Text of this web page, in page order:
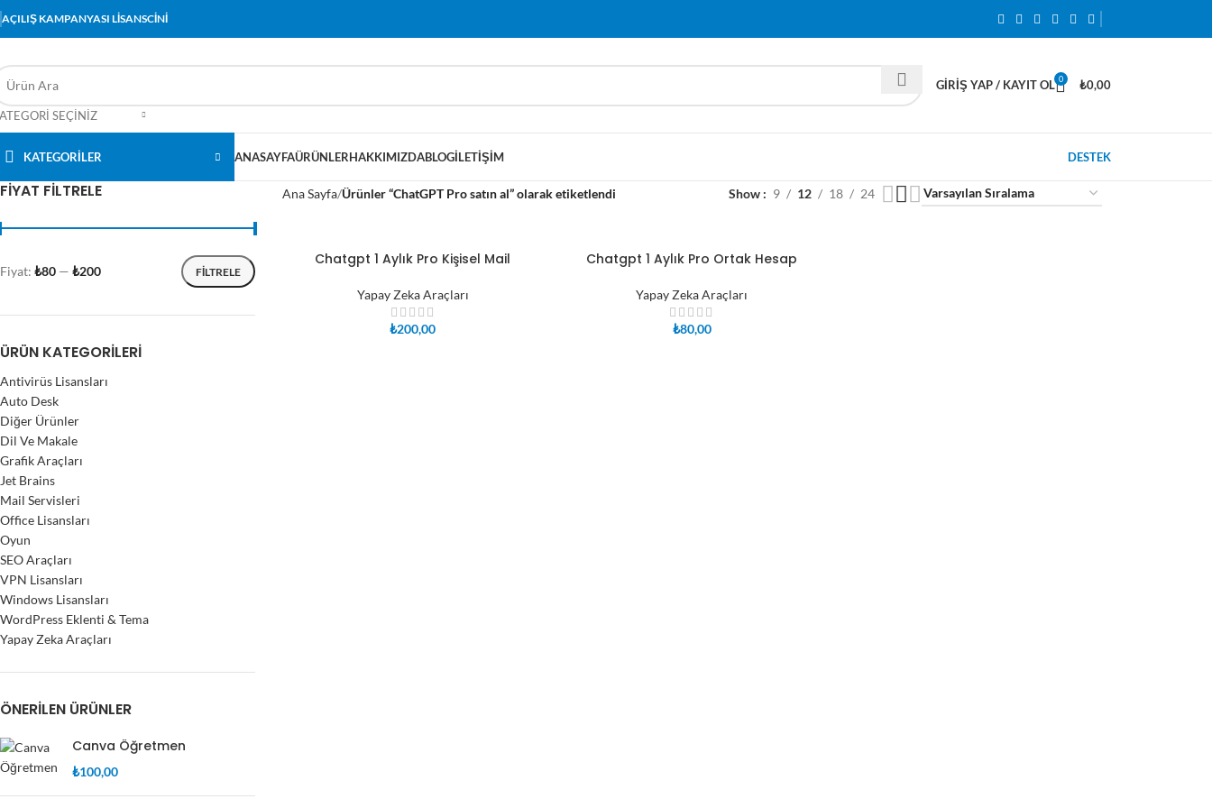
AÇILIŞ KAMPANYASI LİSANSCİNİ
SEÇINIZ
GIRIŞ YAP / KAYIT OL 0 ₺0,00
KATEGORİLER ANASAYFAÜRÜNLERHAKKIMIZDABLOGİLETIŞIM DESTEK
FIYAT FILTRELE
FILTRELE
Fiyat: ₺80 — ₺200
ÜRÜN KATEGORILERI
Antivirüs Lisansları
Auto Desk
Diğer Ürünler
Dil Ve Makale
Grafik Araçları
Jet Brains
Mail Servisleri
Office Lisansları
Oyun
SEO Araçları
VPN Lisansları
Windows Lisansları
WordPress Eklenti & Tema
Yapay Zeka Araçları
ÖNERILEN ÜRÜNLER
Canva Öğretmen
₺100,00
Ana Sayfa Ürünler “ChatGPT Pro satın al” olarak etiketlendi Show 9 12 18 24
SEPETE EKLE
Chatgpt 1 Aylık Pro Kişisel Mail
Yapay Zeka Araçları
₺200,00
SEPETE EKLE
Chatgpt 1 Aylık Pro Ortak Hesap
Yapay Zeka Araçları
₺80,00